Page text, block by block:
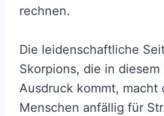
rechnen.
Die leidenschaftliche
Skorpions, die in
Ausdruck kommt, macht
Menschen anfällig für